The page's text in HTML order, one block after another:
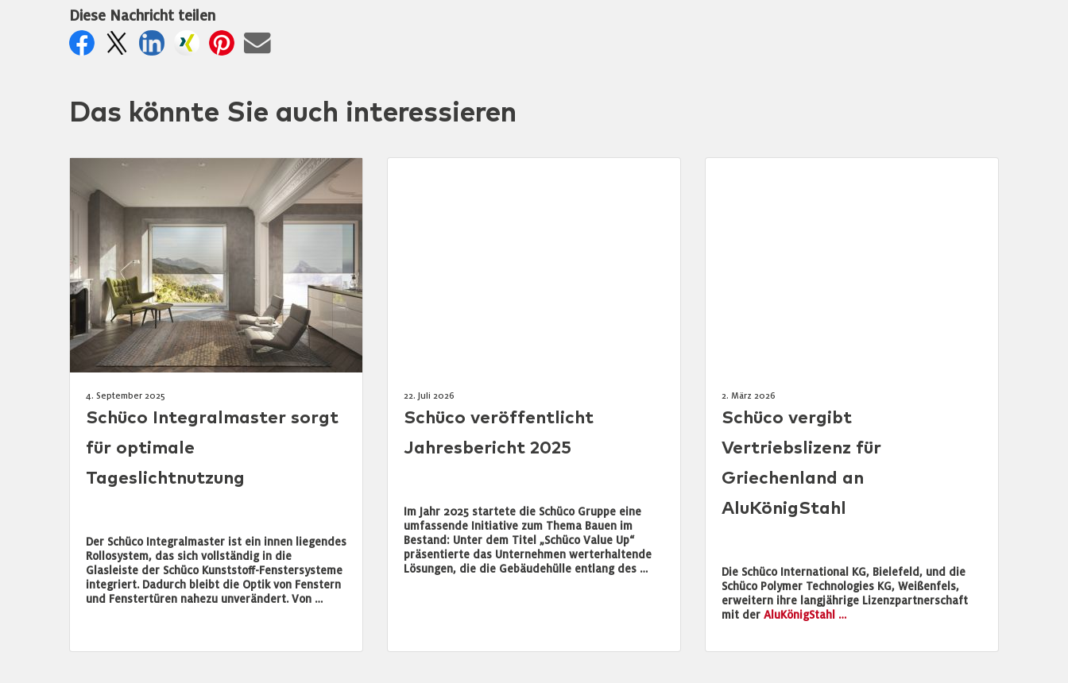
Diese Nachricht teilen
Das könnte Sie auch interessieren
4. September 2025
Schüco Integralmaster sorgt
für optimale
Tageslichtnutzung
Der Schüco Integralmaster ist ein innen liegendes
Rollosystem, das sich vollständig in die
Glasleiste der Schüco Kunststoff-Fenstersysteme
integriert. Dadurch bleibt die Optik von Fenstern
und Fenstertüren nahezu unverändert. Von …
22. Juli 2026
Schüco veröffentlicht
Jahresbericht 2025
Im Jahr 2025 startete die Schüco Gruppe eine
umfassende Initiative zum Thema Bauen im
Bestand: Unter dem Titel „Schüco Value Up“
präsentierte das Unternehmen werterhaltende
Lösungen, die die Gebäudehülle entlang des …
2. März 2026
Schüco vergibt
Vertriebslizenz für
Griechenland an
AluKönigStahl
Die Schüco International KG, Bielefeld, und die
Schüco Polymer Technologies KG, Weißenfels,
erweitern ihre langjährige Lizenzpartnerschaft
mit der AluKönigStahl …